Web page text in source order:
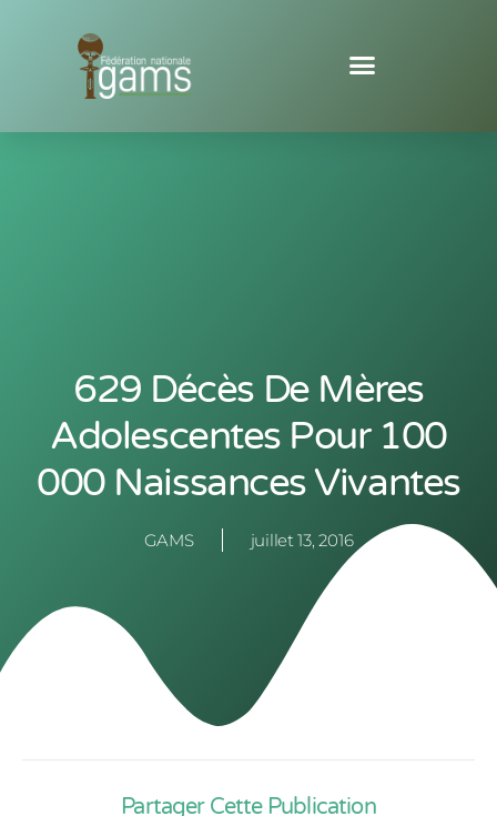
629 Décès De Mères
Adolescentes Pour 100
000 Naissances Vivantes
GAMS juillet 13, 2016
Partager Cette Publication